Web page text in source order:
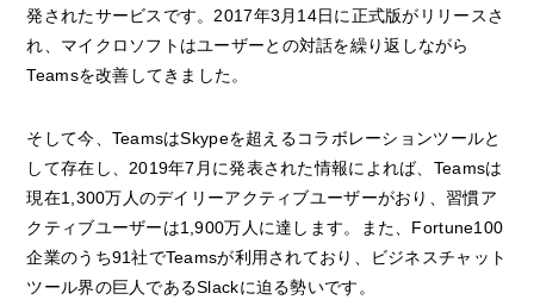
発されたサービスです。2017年3月14日に正式版がリリースさ
れ、マイクロソフトはユーザーとの対話を繰り返しながら
Teamsを改善してきました。
そして今、TeamsはSkypeを超えるコラボレーションツールと
して存在し、2019年7月に発表された情報によれば、Teamsは
現在1,300万人のデイリーアクティブユーザーがおり、習慣ア
クティブユーザーは1,900万人に達します。また、Fortune100
企業のうち91社でTeamsが利用されており、ビジネスチャット
ツール界の巨人であるSlackに迫る勢いです。